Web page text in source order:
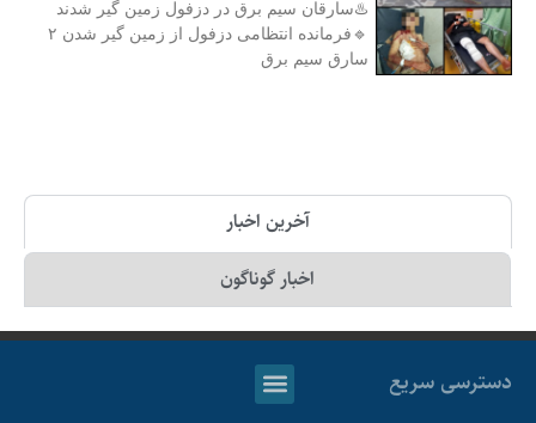
♨️سارقان سیم برق در دزفول زمین گیر شدند
🔹فرمانده انتظامی دزفول از زمین گیر شدن ۲
سارق سیم برق
آخرین اخبار
اخبار گوناگون
دسترسی سریع